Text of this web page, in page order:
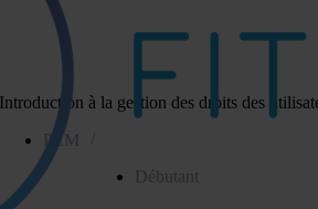
Introduction à la gestion des droits des
PLM
Débutant